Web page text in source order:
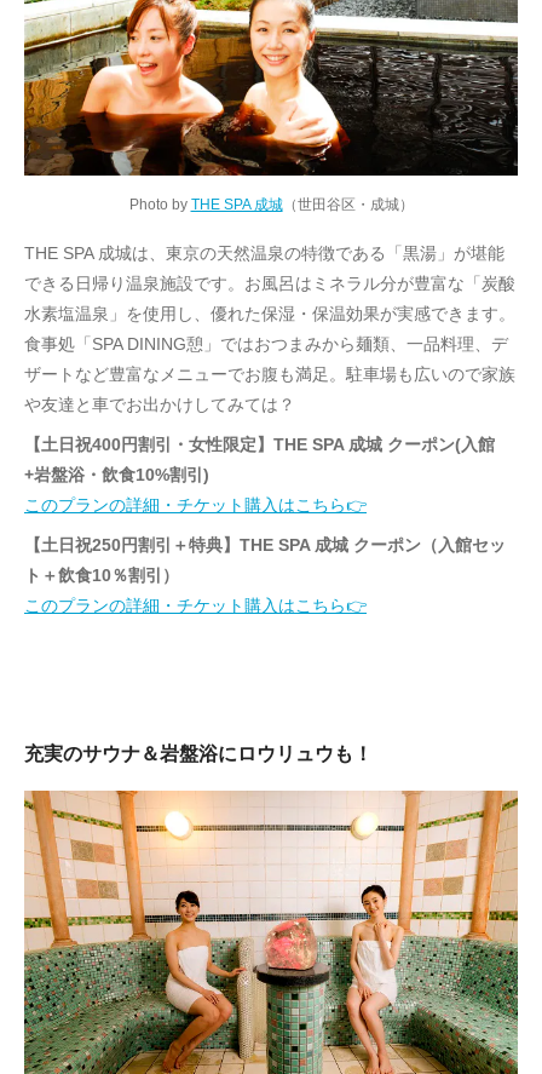
Photo by THE SPA 成城（世田谷区・成城）
THE SPA 成城は、東京の天然温泉の特徴である「黒湯」が堪能
できる日帰り温泉施設です。お風呂はミネラル分が豊富な「炭酸
水素塩温泉」を使用し、優れた保湿・保温効果が実感できます。
食事処「SPA DINING憩」ではおつまみから麺類、一品料理、デ
ザートなど豊富なメニューでお腹も満足。駐車場も広いので家族
や友達と車でお出かけしてみては？
【土日祝400円割引・女性限定】THE SPA 成城 クーポン(入館
+岩盤浴・飲食10%割引)
このプランの詳細・チケット購入はこちら👉
【土日祝250円割引＋特典】THE SPA 成城 クーポン（入館セッ
ト＋飲食10％割引）
このプランの詳細・チケット購入はこちら👉
充実のサウナ＆岩盤浴にロウリュウも！